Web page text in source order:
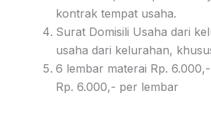
kontrak tempat usaha.
Surat Domisili Usaha dari
usaha dari kelurahan,
6 lembar materai Rp.
Rp. 6.000,- per lembar